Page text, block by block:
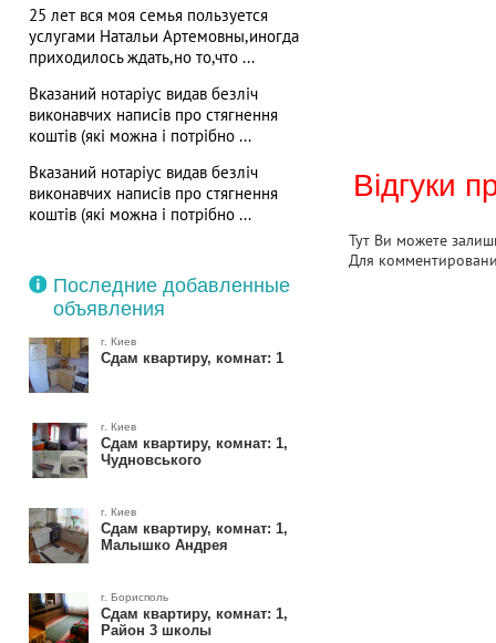
25 лет вся моя семья пользуется
услугами Натальи Артемовны,иногда
приходилось ждать,но то,что ...
Вказаний нотаріус видав безліч
виконавчих написів про стягнення
коштів (які можна і потрібно ...
Вказаний нотаріус видав безліч
виконавчих написів про стягнення
коштів (які можна і потрібно ...
Последние добавленные
объявления
г. Киев
Сдам квартиру, комнат: 1
г. Киев
Сдам квартиру, комнат: 1,
Чудновського
г. Киев
Сдам квартиру, комнат: 1,
Малышко Андрея
г. Борисполь
Сдам квартиру, комнат: 1,
Район 3 школы
Відгуки
Тут Ви можете
Для